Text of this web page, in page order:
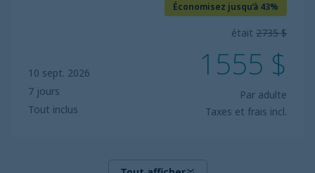
10 sept. 2026
7 jours
Tout inclus
Économisez jusqu’à 43%
était 2735 $
1555 $
Par adulte
Taxes et frais incl.